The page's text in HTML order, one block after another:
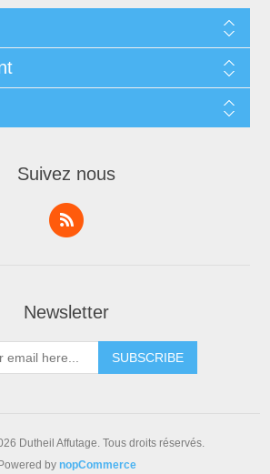
Suivez nous
Newsletter
Dutheil Affutage. Tous droits réservés.
by nopCommerce